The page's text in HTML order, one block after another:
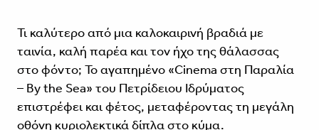
Τι καλύτερο από μια καλοκαιρινή βραδιά με
ταινία, καλή παρέα και τον ήχο της θάλασσας
στο φόντο; Το αγαπημένο «Cinema στη Παραλία
– By the Sea» του Πετρίδειου Ιδρύματος
επιστρέφει και φέτος, μεταφέροντας τη μεγάλη
οθόνη κυριολεκτικά δίπλα στο κύμα.